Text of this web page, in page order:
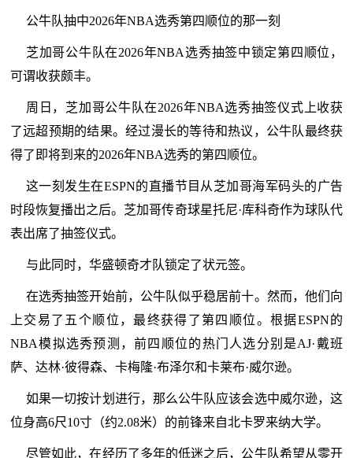
公牛队抽中2026年NBA选秀第四顺位的那一刻
芝加哥公牛队在2026年NBA选秀抽签中锁定第四顺位，
可谓收获颇丰。
周日，芝加哥公牛队在2026年NBA选秀抽签仪式上收获
了远超预期的结果。经过漫长的等待和热议，公牛队最终获
得了即将到来的2026年NBA选秀的第四顺位。
这一刻发生在ESPN的直播节目从芝加哥海军码头的广告
时段恢复播出之后。芝加哥传奇球星托尼·库科奇作为球队代
表出席了抽签仪式。
与此同时，华盛顿奇才队锁定了状元签。
在选秀抽签开始前，公牛队似乎稳居前十。然而，他们向
上交易了五个顺位，最终获得了第四顺位。根据ESPN的
NBA模拟选秀预测，前四顺位的热门人选分别是AJ·戴班
萨、达林·彼得森、卡梅隆·布泽尔和卡莱布·威尔逊。
如果一切按计划进行，那么公牛队应该会选中威尔逊，这
位身高6尺10寸（约2.08米）的前锋来自北卡罗来纳大学。
尽管如此，在经历了多年的低迷之后，公牛队希望从零开